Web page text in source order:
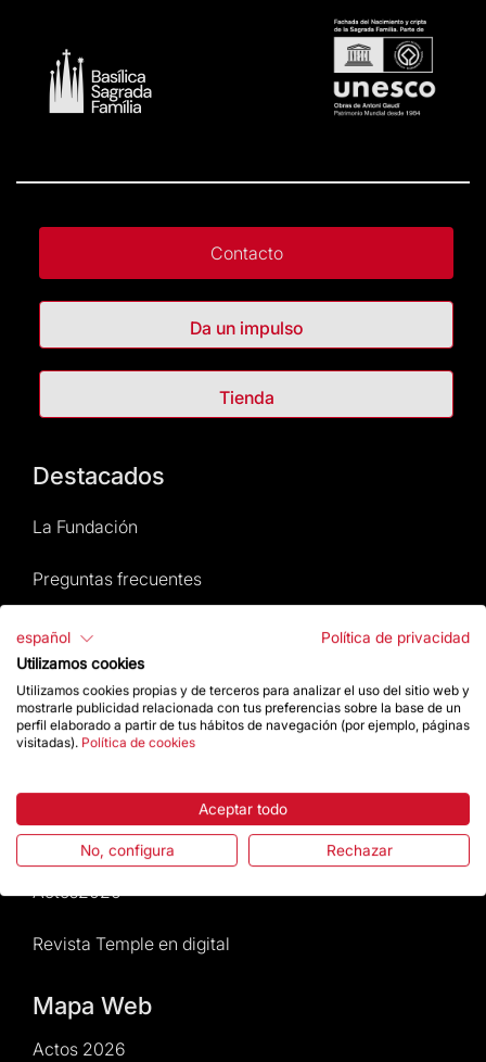
Contacto
Da un impulso
Tienda
Destacados
La Fundación
Preguntas frecuentes
Atención al Visitante
Normativa y condiciones de compra
Noticias y Actualidad
Da un impulso
Actos2026
Revista Temple en digital
Mapa Web
Actos 2026
español
Política de privacidad
Utilizamos cookies
Utilizamos cookies propias y de terceros para analizar el uso del sitio web y
mostrarle publicidad relacionada con tus preferencias sobre la base de un
perfil elaborado a partir de tus hábitos de navegación (por ejemplo, páginas
visitadas). Política de cookies
Aceptar todo
No, configura Rechazar